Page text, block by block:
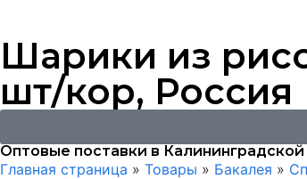
Шарики из
шт/кор, Россия
Оптовые поставки в
Главная страница » Товары » Бакалея »